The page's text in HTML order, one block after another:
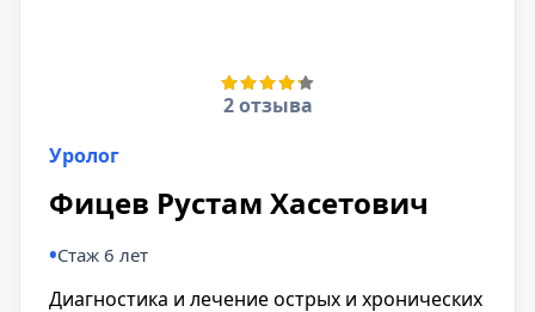
2 отзыва
Уролог
Фицев Рустам Хасетович
Стаж 6 лет
Диагностика и лечение острых и хронических